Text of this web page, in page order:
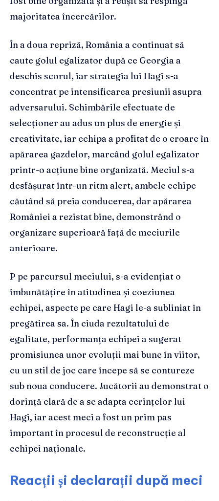
majoritatea încercărilor.
În a doua repriză, România a continuat să
caute golul egalizator după ce Georgia a
deschis scorul, iar strategia lui Hagi s-a
concentrat pe intensificarea presiunii asupra
adversarului. Schimbările efectuate de
selecționer au adus un plus de energie și
creativitate, iar echipa a profitat de o eroare în
apărarea gazdelor, marcând golul egalizator
printr-o acțiune bine organizată. Meciul s-a
desfășurat într-un ritm alert, ambele echipe
căutând să preia conducerea, dar apărarea
României a rezistat bine, demonstrând o
organizare superioară față de meciurile
anterioare.
P pe parcursul meciului, s-a evidențiat o
îmbunătățire în atitudinea și coeziunea
echipei, aspecte pe care Hagi le-a subliniat în
pregătirea sa. În ciuda rezultatului de
egalitate, performanța echipei a sugerat
promisiunea unor evoluții mai bune în viitor,
cu un stil de joc care începe să se contureze
sub noua conducere. Jucătorii au demonstrat o
dorință clară de a se adapta cerințelor lui
Hagi, iar acest meci a fost un prim pas
important în procesul de reconstrucție al
echipei naționale.
Reacții și declarații după meci